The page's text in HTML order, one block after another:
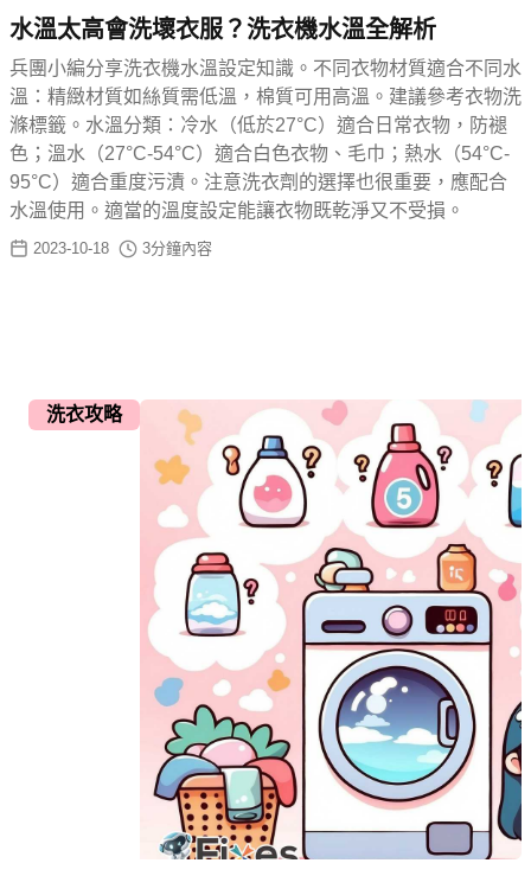
水溫太高會洗壞衣服？洗衣機水溫全解析
兵團小編分享洗衣機水溫設定知識。不同衣物材質適合不同水
溫：精緻材質如絲質需低溫，棉質可用高溫。建議參考衣物洗
滌標籤。水溫分類：冷水（低於27°C）適合日常衣物，防褪
色；溫水（27°C-54°C）適合白色衣物、毛巾；熱水（54°C-
95°C）適合重度污漬。注意洗衣劑的選擇也很重要，應配合
水溫使用。適當的溫度設定能讓衣物既乾淨又不受損。
2023-10-18 3分鐘內容
洗衣攻略